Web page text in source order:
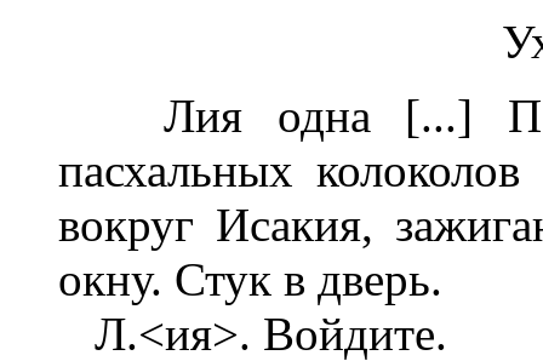
Лия одна [...]
пасхальных
вокруг Исакия,
окну. Стук в дверь.
Л.<ия>. Войдите.